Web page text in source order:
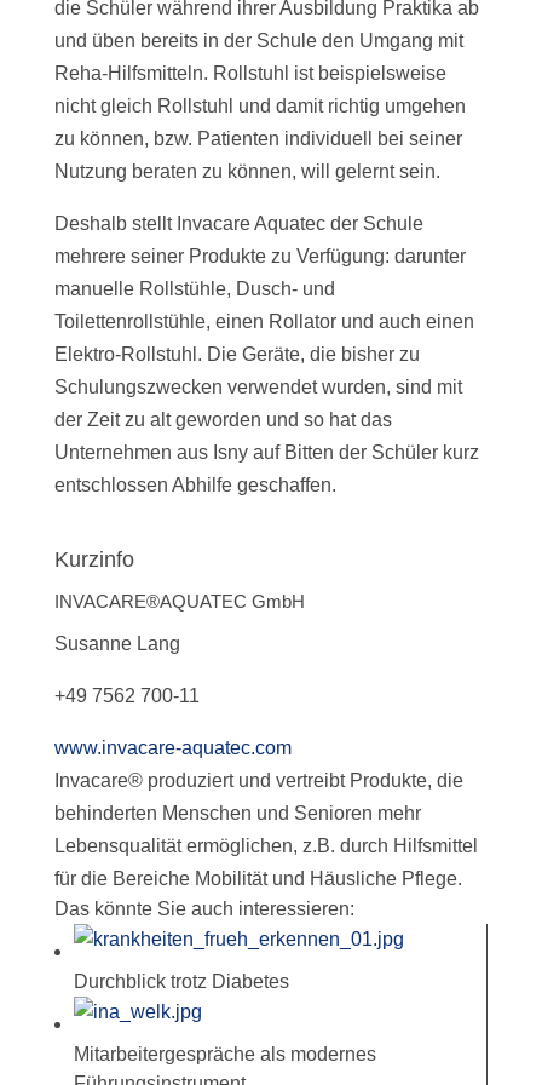
die Schüler während ihrer Ausbildung Praktika ab
und üben bereits in der Schule den Umgang mit
Reha-Hilfsmitteln. Rollstuhl ist beispielsweise
nicht gleich Rollstuhl und damit richtig umgehen
zu können, bzw. Patienten individuell bei seiner
Nutzung beraten zu können, will gelernt sein.
Deshalb stellt Invacare Aquatec der Schule
mehrere seiner Produkte zu Verfügung: darunter
manuelle Rollstühle, Dusch- und
Toilettenrollstühle, einen Rollator und auch einen
Elektro-Rollstuhl. Die Geräte, die bisher zu
Schulungszwecken verwendet wurden, sind mit
der Zeit zu alt geworden und so hat das
Unternehmen aus Isny auf Bitten der Schüler kurz
entschlossen Abhilfe geschaffen.
Kurzinfo
INVACARE®AQUATEC GmbH
Susanne Lang
+49 7562 700-11
www.invacare-aquatec.com
Invacare® produziert und vertreibt Produkte, die
behinderten Menschen und Senioren mehr
Lebensqualität ermöglichen, z.B. durch Hilfsmittel
für die Bereiche Mobilität und Häusliche Pflege.
Das könnte Sie auch interessieren:
Durchblick trotz Diabetes
Mitarbeitergespräche als modernes